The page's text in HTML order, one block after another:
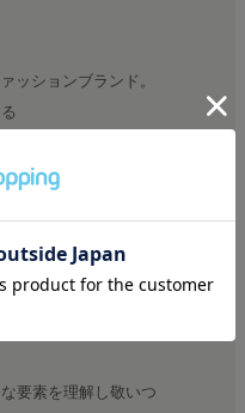
ッションブランド。
は、歌舞伎や日本芸
。古典的な要素をし
い物作りを行って行
要素を理解し敬いつ